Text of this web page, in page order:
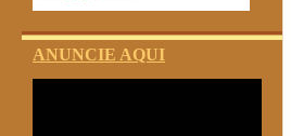
ANUNCIE AQUI